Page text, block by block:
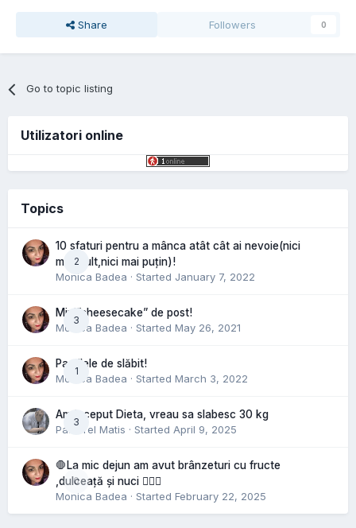
Share Followers 0
Go to topic listing
Utilizatori online
Topics
2
10 sfaturi pentru a mânca atât cât ai nevoie(nici
mai mult,nici mai puțin)!
Monica Badea · Started January 7, 2022
3
Mini”cheesecake” de post!
Monica Badea · Started May 26, 2021
1
Pastilele de slăbit!
Monica Badea · Started March 3, 2022
3
Am inceput Dieta, vreau sa slabesc 30 kg
Pastorel Matis · Started April 9, 2025
0
🛑La mic dejun am avut brânzeturi cu fructe
,dulceață și nuci 🤷🏻‍♀️
Monica Badea · Started February 22, 2025